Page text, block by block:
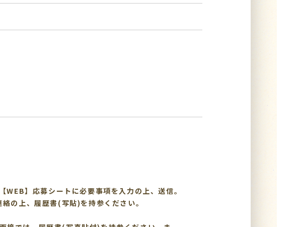
】応募シートに必要事項を入力の上、送信。
の上、履歴書(写貼)を持参ください。